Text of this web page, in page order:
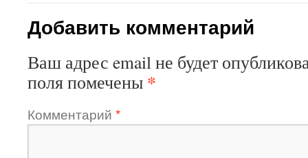
Добавить комментарий
Ваш адрес email не будет
поля помечены *
Комментарий *